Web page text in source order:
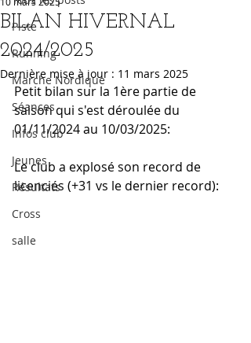
Piste
Running
Marche Nordique
Séances
Infos club
Jeunes
Résultats
Cross
salle
BILAN HIVERNAL
2024/2025
Dernière mise à jour : 11 mars 2025
Petit bilan sur la 1ère partie de
saison qui s'est déroulée du
01/11/2024 au 10/03/2025:
Le club a explosé son record de
licenciés (+31 vs le dernier record):